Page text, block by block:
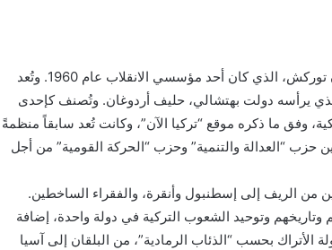
تأسست “الذئاب الرمادية” في أواخر الستينيات، على يد ألب أرسلان توركش، الذي كان أحد مؤسسي الانقلاب عام 1960. وتُعد
يرأسه دولت بهتشالي، حليف أردوغان. وتُصنف كإحدى
وفق ما ذكره موقع “تركيا الآن”، وكانت تُعد سابقاً منظمةً
الجمهوري”، بين حزب “العدالة والتنمية” وحزب “الحركة القومية” من أجل
من الريف إلى إسطنبول وأنقرة، والفقراء الساخطين.
وتوحيد الشعوب التركية في دولة واحدة، إضافة
الأتراك بحسب “الذئاب الرمادية”، من البلقان إلى آسيا